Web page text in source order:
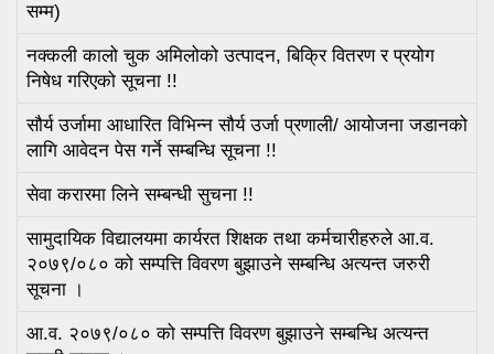
सम्म)
नक्कली कालो चुक अमिलोको उत्पादन, बिक्रि वितरण र प्रयोग
निषेध गरिएको सूचना !!
सौर्य उर्जामा आधारित विभिन्न सौर्य उर्जा प्रणाली/ आयोजना जडानको
लागि आवेदन पेस गर्ने सम्बन्धि सूचना !!
सेवा करारमा लिने सम्बन्धी सुचना !!
सामुदायिक विद्यालयमा कार्यरत शिक्षक तथा कर्मचारीहरुले आ.व.
२०७९/०८० को सम्पत्ति विवरण बुझाउने सम्बन्धि अत्यन्त जरुरी
सूचना ।
आ.व. २०७९/०८० को सम्पत्ति विवरण बुझाउने सम्बन्धि अत्यन्त